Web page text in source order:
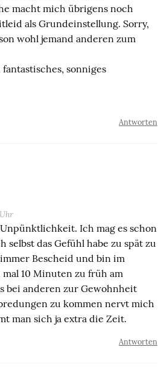
macht mich übrigens noch
als Grundeinstellung. Sorry,
wohl jemand anderen zum
sonniges
Antworten
Ich mag es schon
das Gefühl habe zu spät zu
Bescheid und bin im
10 Minuten zu früh am
bei anderen zur Gewohnheit
zu kommen nervt mich
man sich ja extra die Zeit.
Antworten